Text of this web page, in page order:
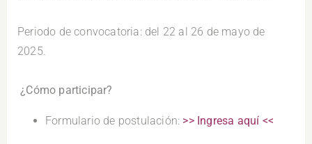
Periodo de convocatoria: del 22 al 26 de mayo de
2025.
¿Cómo participar?
Formulario de postulación: >> Ingresa aquí <<